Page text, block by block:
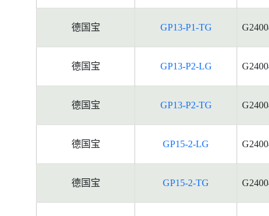
德国宝 GP13-P1-TG
德国宝 GP13-P2-LG
德国宝 GP13-P2-TG
德国宝 GP15-2-LG
德国宝 GP15-2-TG